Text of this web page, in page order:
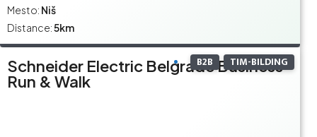
Mesto: Niš
Distance:5km
B2B TIM-BILDING
Schneider Electric Belgrade Business
Run & Walk